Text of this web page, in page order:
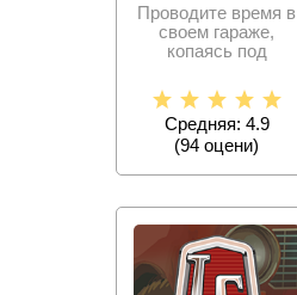
Проводите время в
своем гараже,
копаясь под
авто. Перебирая
гайки,
Средняя: 4.9
(94 оцени)